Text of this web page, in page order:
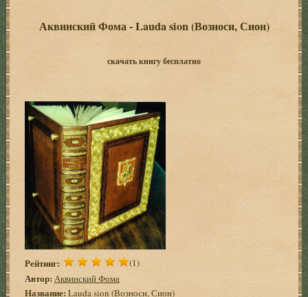
Аквинский Фома - Lauda sion (Возноси, Сион)
скачать книгу бесплатно
Рейтинг: (1)
Автор: Аквинский Фома
Название: Lauda sion (Возноси, Сион)